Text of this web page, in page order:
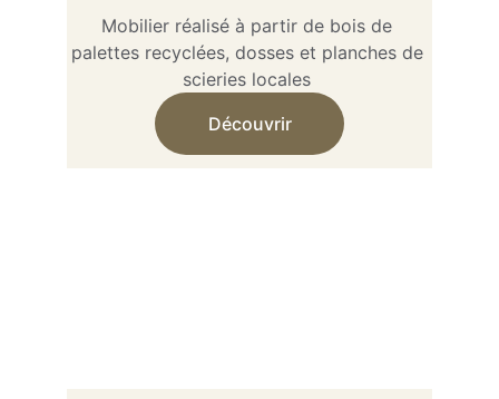
Mobilier réalisé à partir de bois de
palettes recyclées, dosses et planches de
scieries locales
Découvrir